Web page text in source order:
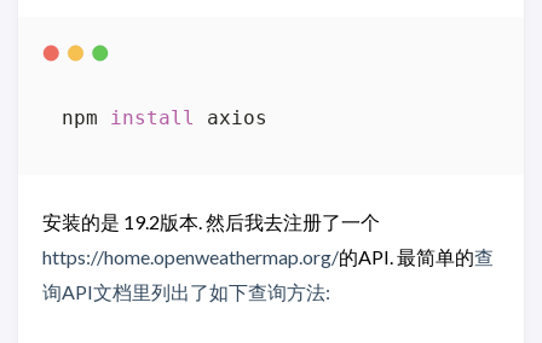
npm install
安装的是 19.2版本. 然后我去注册了一个
https://home.openweathermap.org/的API. 最简单的查
询API文档里列出了如下查询方法: